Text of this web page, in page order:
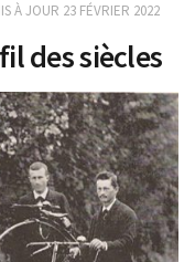
À JOUR 23 FÉVRIER 2022
des siècles